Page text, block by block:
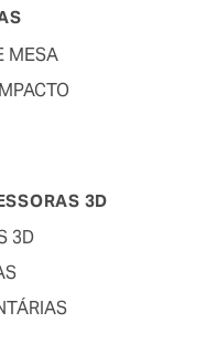
MESA
3D
3D